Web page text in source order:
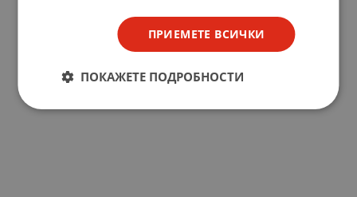
ПРИЕМЕТЕ ВСИЧКИ
ПОКАЖЕТЕ ПОДРОБНОСТИ